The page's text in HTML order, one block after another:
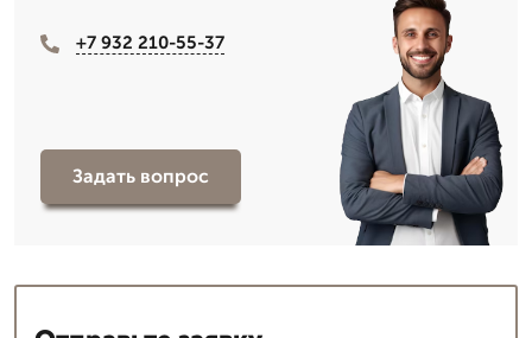
+7 932 210-55-37
Задать вопрос